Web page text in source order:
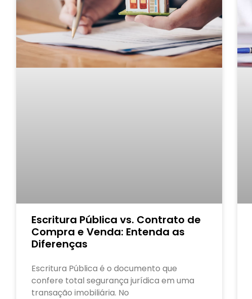
Escritura Pública vs. Contrato de
Compra e Venda: Entenda as
Diferenças
Escritura Pública é o documento que
confere total segurança jurídica em uma
transação imobiliária. No